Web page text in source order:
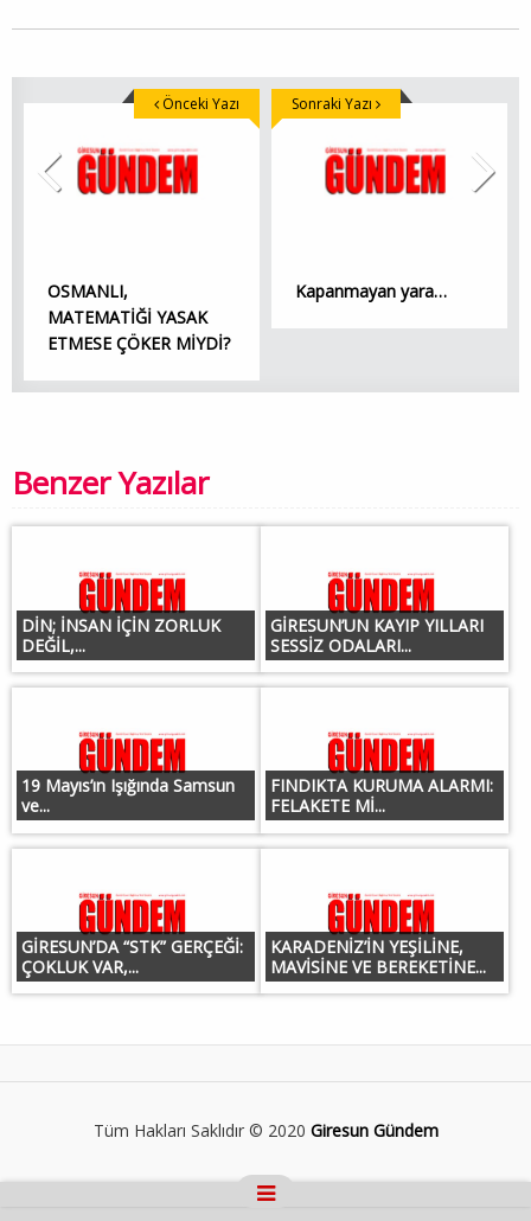
OSMANLI,
MATEMATİĞİ YASAK
ETMESE ÇÖKER MİYDİ?
Önceki Yazı
Kapanmayan yara…
Sonraki Yazı
Benzer Yazılar
DİN; İNSAN İÇİN ZORLUK
DEĞİL,...
GİRESUN’UN KAYIP YILLARI
SESSİZ ODALARI...
19 Mayıs’ın Işığında Samsun
ve...
FINDIKTA KURUMA ALARMI:
FELAKETE Mİ...
GİRESUN’DA “STK” GERÇEĞİ:
ÇOKLUK VAR,...
KARADENİZ’İN YEŞİLİNE,
MAVİSİNE VE BEREKETİNE...
Tüm Hakları Saklıdır © 2020 Giresun Gündem